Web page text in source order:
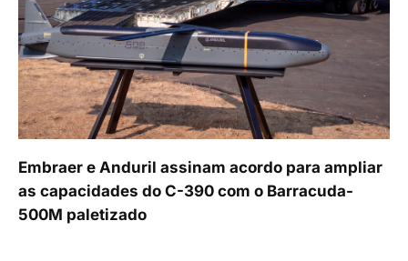
Embraer e Anduril assinam acordo para ampliar
as capacidades do C-390 com o Barracuda-
500M paletizado